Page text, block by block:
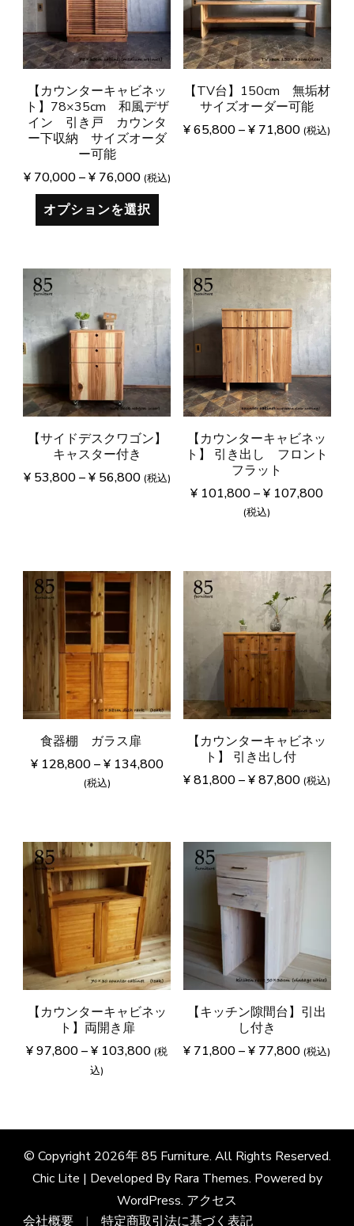
【カウンターキャビネッ
ト】78×35cm 和風デザ
イン 引き戸 カウンタ
ー下収納 サイズオーダ
ー可能
¥70,000–¥76,000 (税込)
オプションを選択
【TV台】150cm 無垢材
サイズオーダー可能
¥65,800–¥ 71,800 (税込)
【サイドデスクワゴン】
キャスター付き
¥53,800–¥56,800 (税込)
【カウンターキャビネッ
ト】 引き出し フロント
フラット
¥ 101,800–¥ 107,800
(税込)
食器棚 ガラス扉
¥128,800–¥134,800
(税込)
【カウンターキャビネッ
ト】 引き出し付
¥81,800–¥87,800 (税込)
【カウンターキャビネッ
ト】両開き扉
¥97,800–¥ 103,800 (税
込)
【キッチン隙間台】引出
し付き
¥ 71,800–¥ 77,800 (税込)
© Copyright 2026年85 Furniture. All Rights Reserved.
Chic Lite | Developed By Rara Themes. Powered by
WordPress. アクセス
会社概要
特定商取引法に基づく表記